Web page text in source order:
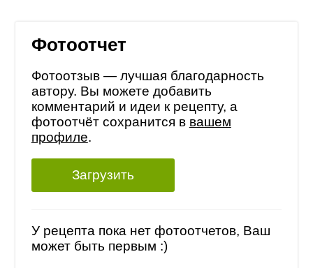
Фотоотчет
Фотоотзыв — лучшая благодарность
автору. Вы можете добавить
комментарий и идеи к рецепту, а
фотоотчёт сохранится в вашем
профиле.
Загрузить
У рецепта пока нет фотоотчетов, Ваш
может быть первым :)